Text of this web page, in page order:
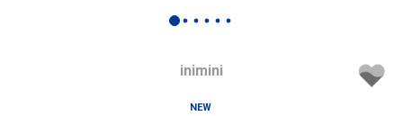
inimini
NEW